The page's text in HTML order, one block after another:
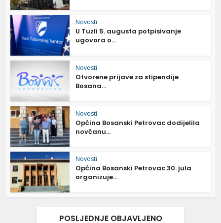
Novosti
U Tuzli 5. augusta potpisivanje
ugovora o...
Novosti
Otvorene prijave za stipendije
Bosana...
Novosti
Općina Bosanski Petrovac dodijelila
novčanu...
Novosti
Općina Bosanski Petrovac 30. jula
organizuje...
POSLJEDNJE OBJAVLJENO